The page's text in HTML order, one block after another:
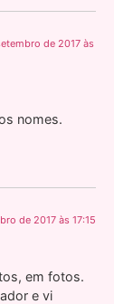
de 2017 às
nomes.
de 2017 às 17:15
em fotos.
e vi